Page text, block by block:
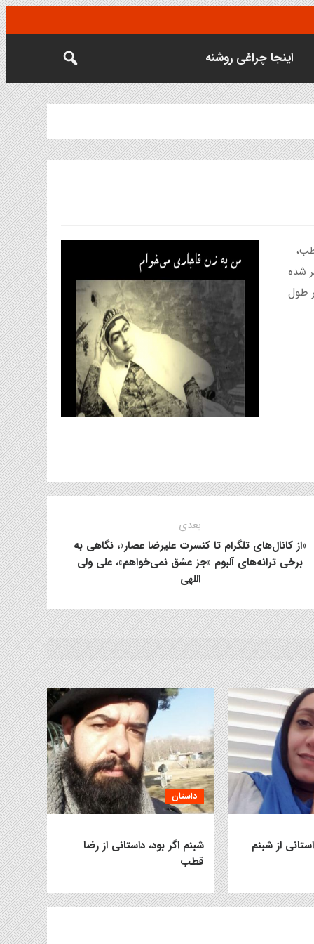
اینجا چراغی روشنه
شده
در طول
بعدی
«از کانال‌های تلگرام تا کنسرت علیرضا عصار»، نگاهی به
برخی ترانه‌های آلبوم «جز عشق نمی‌خواهم»، علی ولی
اللهی
از شبنم
داستان
شبنم اگر بود، داستانی از رضا
قطب